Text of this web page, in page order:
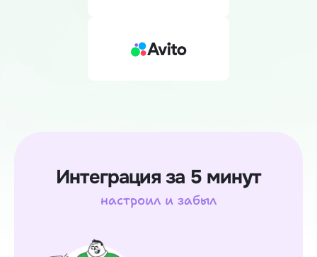
Интеграция за 5 минут
настроил и забыл